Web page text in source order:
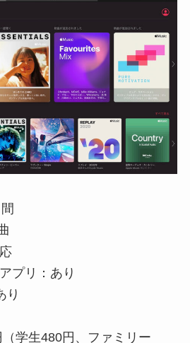
プリ：あり
り
学生480円、ファミリー